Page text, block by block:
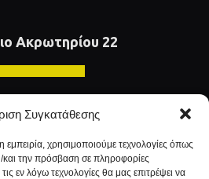
Συγκατάθεσης
εμπειρία, χρησιμοποιούμε τεχνολογίες όπως
την πρόσβαση σε πληροφορίες
εν λόγω τεχνολογίες θα μας επιτρέψει να
Ακρωτηρίου 22
Τ.Κ. 26334
2610310110